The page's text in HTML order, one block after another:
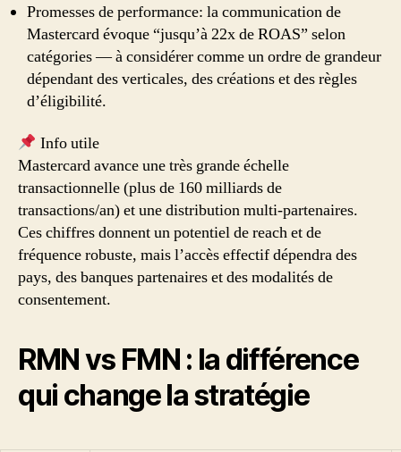
Promesses de performance: la communication de
Mastercard évoque “jusqu’à 22x de ROAS” selon
catégories — à considérer comme un ordre de grandeur
dépendant des verticales, des créations et des règles
d’éligibilité.
Info utile
Mastercard avance une très grande échelle
transactionnelle (plus de 160 milliards de
transactions/an) et une distribution multi-partenaires.
Ces chiffres donnent un potentiel de reach et de
fréquence robuste, mais l’accès effectif dépendra des
pays, des banques partenaires et des modalités de
consentement.
RMN vs FMN : la différence
qui change la stratégie